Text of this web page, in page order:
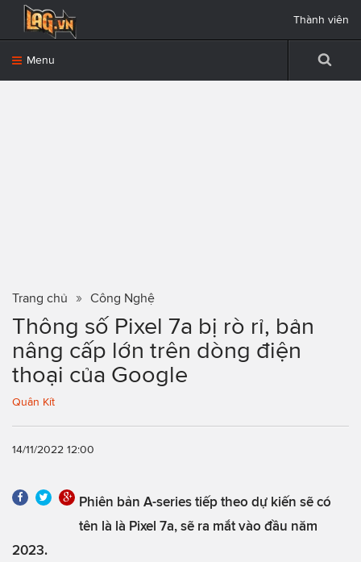
Menu
Thành viên
Trang chủ Công Nghệ
Thông số Pixel 7a bị rò rỉ, bản
nâng cấp lớn trên dòng điện
thoại của Google
Quân Kít
14/11/2022 12:00
Phiên bản A-series tiếp theo dự kiến ​sẽ có
tên là là Pixel 7a, sẽ ra mắt vào đầu năm
2023.